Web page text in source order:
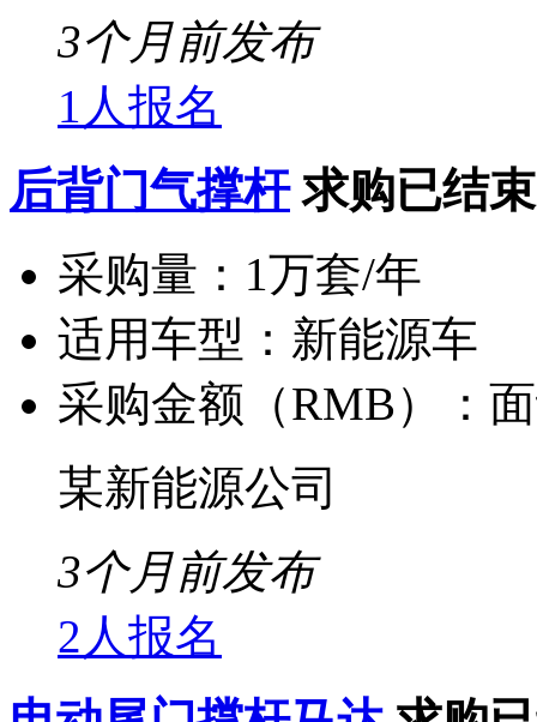
3个月前发布
1人报名
后背门气撑杆 求购已结束
采购量： 1万套/年
适用车型： 新能源车
采购金额（RMB）：
某新能源公司
3个月前发布
2人报名